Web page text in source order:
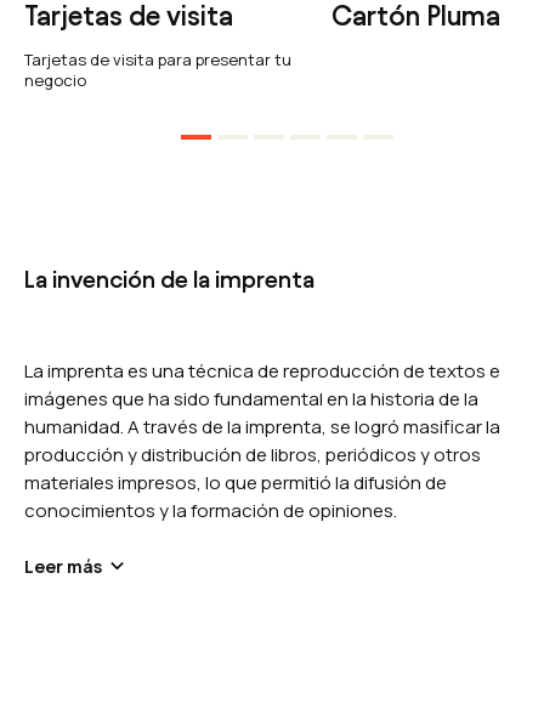
Tarjetas de visita
Tarjetas de visita para presentar tu
negocio
Cartón Pluma
La invención de la imprenta
La imprenta es una técnica de reproducción de textos e
imágenes que ha sido fundamental en la historia de la
humanidad. A través de la imprenta, se logró masificar la
producción y distribución de libros, periódicos y otros
materiales impresos, lo que permitió la difusión de
conocimientos y la formación de opiniones.
Leer más